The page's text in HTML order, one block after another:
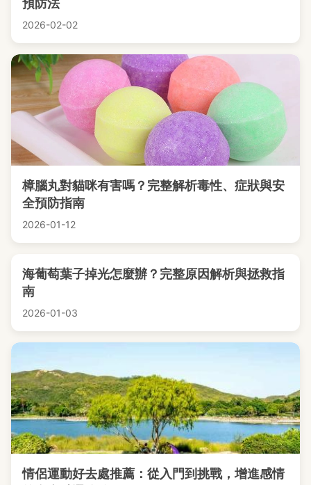
預防法
2026-02-02
樟腦丸對貓咪有害嗎？完整解析毒性、症狀與安
全預防指南
2026-01-12
海葡萄葉子掉光怎麼辦？完整原因解析與拯救指
南
2026-01-03
情侶運動好去處推薦：從入門到挑戰，增進感情